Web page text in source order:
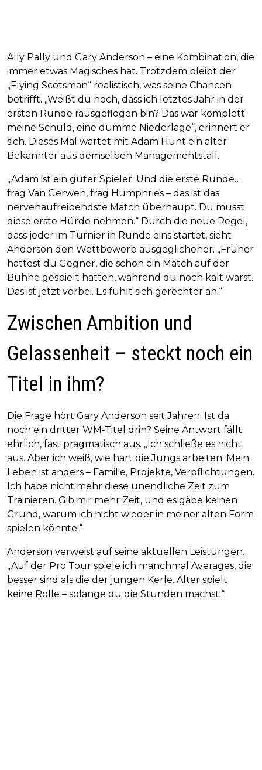
Ally Pally und Gary Anderson – eine Kombination, die
immer etwas Magisches hat. Trotzdem bleibt der
„Flying Scotsman“ realistisch, was seine Chancen
betrifft. „Weißt du noch, dass ich letztes Jahr in der
ersten Runde rausgeflogen bin? Das war komplett
meine Schuld, eine dumme Niederlage“, erinnert er
sich. Dieses Mal wartet mit Adam Hunt ein alter
Bekannter aus demselben Managementstall.
„Adam ist ein guter Spieler. Und die erste Runde…
frag Van Gerwen, frag Humphries – das ist das
nervenaufreibendste Match überhaupt. Du musst
diese erste Hürde nehmen.“ Durch die neue Regel,
dass jeder im Turnier in Runde eins startet, sieht
Anderson den Wettbewerb ausgeglichener. „Früher
hattest du Gegner, die schon ein Match auf der
Bühne gespielt hatten, während du noch kalt warst.
Das ist jetzt vorbei. Es fühlt sich gerechter an.“
Zwischen Ambition und
Gelassenheit – steckt noch ein
Titel in ihm?
Die Frage hört Gary Anderson seit Jahren: Ist da
noch ein dritter WM-Titel drin? Seine Antwort fällt
ehrlich, fast pragmatisch aus. „Ich schließe es nicht
aus. Aber ich weiß, wie hart die Jungs arbeiten. Mein
Leben ist anders – Familie, Projekte, Verpflichtungen.
Ich habe nicht mehr diese unendliche Zeit zum
Trainieren. Gib mir mehr Zeit, und es gäbe keinen
Grund, warum ich nicht wieder in meiner alten Form
spielen könnte.“
Anderson verweist auf seine aktuellen Leistungen.
„Auf der Pro Tour spiele ich manchmal Averages, die
besser sind als die der jungen Kerle. Alter spielt
keine Rolle – solange du die Stunden machst.“